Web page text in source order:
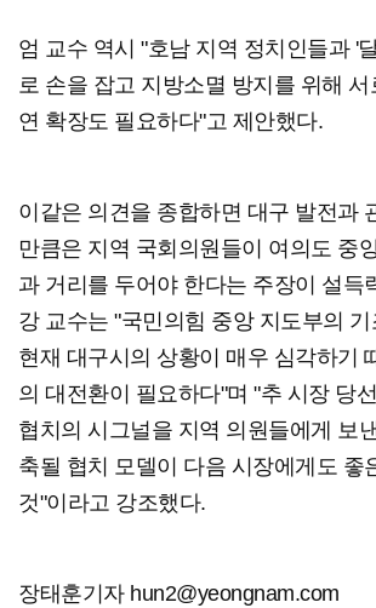
엄 교수 역시 "호남 지역 정치인들과 '
로 손을 잡고 지방소멸 방지를 위해 서
연 확장도 필요하다"고 제안했다.
이같은 의견을 종합하면 대구 발전과
만큼은 지역 국회의원들이 여의도 중
과 거리를 두어야 한다는 주장이 설득
강 교수는 "국민의힘 중앙 지도부의 기
현재 대구시의 상황이 매우 심각하기
의 대전환이 필요하다"며 "추 시장 당
협치의 시그널을 지역 의원들에게 보
축될 협치 모델이 다음 시장에게도 좋
것"이라고 강조했다.
장태훈기자 hun2@yeongnam.com